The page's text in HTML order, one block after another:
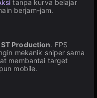
tanpa kurva belajar
berjam-jam.
ST Production. FPS
mekanik sniper sama
membantai target
mobile.